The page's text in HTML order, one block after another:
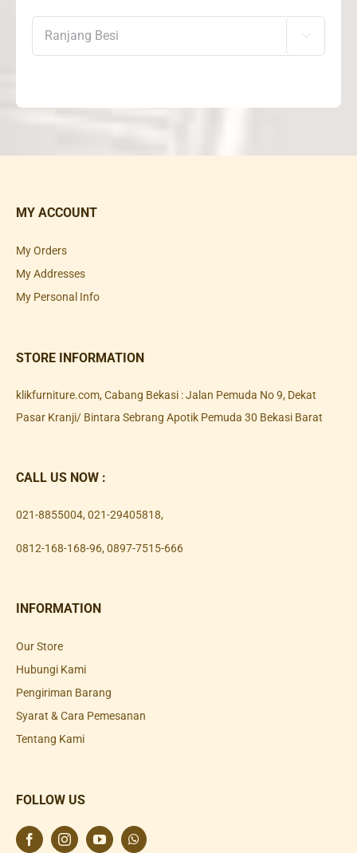

MY ACCOUNT
My Orders
My Addresses
My Personal Info
STORE INFORMATION
klikfurniture.com, Cabang Bekasi : Jalan Pemuda No 9, Dekat
Pasar Kranji/ Bintara Sebrang Apotik Pemuda 30 Bekasi Barat
CALL US NOW :
021-8855004, 021-29405818,
0812-168-168-96, 0897-7515-666
INFORMATION
Our Store
Hubungi Kami
Pengiriman Barang
Syarat & Cara Pemesanan
Tentang Kami
FOLLOW US